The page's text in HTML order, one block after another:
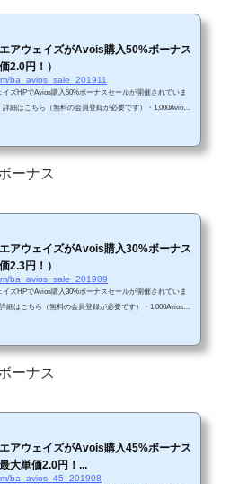
アウェイズがAvois購入50%ボーナス
2.0円！）
ba_avios_sale_201911
ズHPでAvios購入50%ボーナスセールが開催されていま
詳細はこちら（無料の会員登録が必要です）・1,000Avios
午前8時まで・200,000 Aviosまで購入可能（50%ボーナスを
まで）・購入後すぐに利用可能（ただし、最大5営業日
ーナス
アウェイズがAvois購入30%ボーナス
2.3円！）
ba_avios_sale_201909
ズHPでAvios購入30%ボーナスセールが開催されていま
細はこちら（無料の会員登録が必要です）・1,000Aviosか
2019年9月25日午前8時まで・200,000 Aviosまで購入可能
、合計260,000 Aviosまで）・購入後すぐに利用可能（た
ーナス
アウェイズがAvois購入45%ボーナス
大単価2.0円！...
ba_avios_45_201908